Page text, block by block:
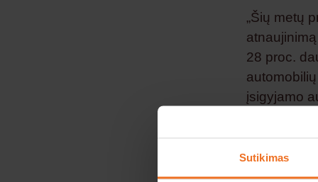
Sutikimas
„Šių metų
28 proc.
įsigyjamo